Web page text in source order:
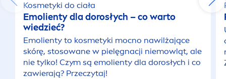
Kosmetyki do ciała
Emolienty dla dorosłych – co warto
wiedzieć?
Emolienty to kosmetyki mocno nawilżające
skórę, stosowane w pielęgnacji niemowląt, ale
nie tylko! Czym są emolienty dla dorosłych i co
zawierają? Przeczytaj!